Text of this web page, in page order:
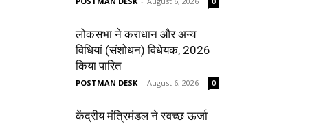
लोकसभा ने कराधान और अन्य
विधियां (संशोधन) विधेयक, 2026
किया पारित
POSTMAN DESK - August 6, 2026 0
केंद्रीय मंत्रिमंडल ने स्वच्छ ऊर्जा